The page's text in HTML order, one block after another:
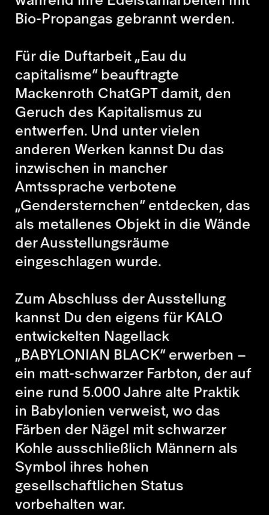
Bio-Propangas gebrannt werden.
Für die Duftarbeit „Eau du
capitalisme“ beauftragte
Mackenroth ChatGPT damit, den
Geruch des Kapitalismus zu
entwerfen. Und unter vielen
anderen Werken kannst Du das
inzwischen in mancher
Amtssprache verbotene
„Gendersternchen“ entdecken, das
als metallenes Objekt in die Wände
der Ausstellungsräume
eingeschlagen wurde.
Zum Abschluss der Ausstellung
kannst Du den eigens für KALO
entwickelten Nagellack
„BABYLONIAN BLACK“ erwerben –
ein matt-schwarzer Farbton, der auf
eine rund 5.000 Jahre alte Praktik
in Babylonien verweist, wo das
Färben der Nägel mit schwarzer
Kohle ausschließlich Männern als
Symbol ihres hohen
gesellschaftlichen Status
vorbehalten war.